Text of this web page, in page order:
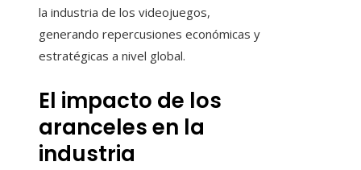
la industria de los videojuegos,
generando repercusiones económicas y
estratégicas a nivel global.
El impacto de los
aranceles en la
industria